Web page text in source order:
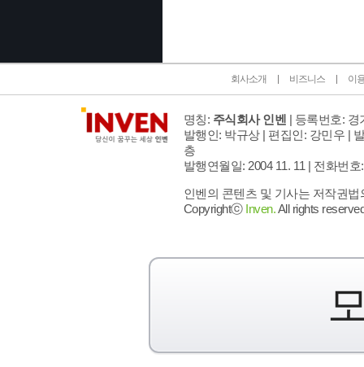
회사소개 비즈니스 이
명칭: 주식회사 인벤 | 등록번호: 경
발행인: 박규상 | 편집인: 강민우 |
층
발행연월일: 2004 11. 11 | 전화번호
인벤의 콘텐츠 및 기사는 저작권
Copyrightⓒ Inven.All rights